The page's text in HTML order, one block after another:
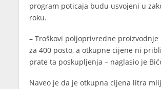
program poticaja budu usvojeni u
roku.
– Troškovi poljoprivredne proizvodnje
za 400 posto, a otkupne cijene ni
prate ta poskupljenja – naglasio je
Naveo je da je otkupna cijena litra